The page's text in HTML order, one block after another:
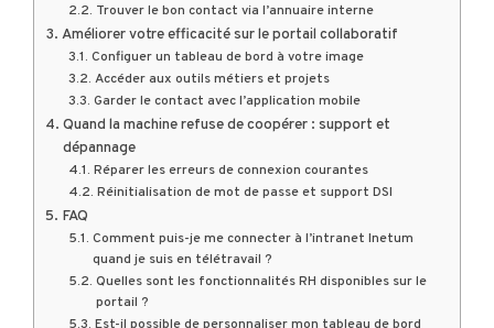
Trouver le bon contact via l’annuaire interne
Améliorer votre efficacité sur le portail collaboratif
Configuer un tableau de bord à votre image
Accéder aux outils métiers et projets
Garder le contact avec l’application mobile
Quand la machine refuse de coopérer : support et
dépannage
Réparer les erreurs de connexion courantes
Réinitialisation de mot de passe et support DSI
FAQ
Comment puis-je me connecter à l’intranet Inetum
quand je suis en télétravail ?
Quelles sont les fonctionnalités RH disponibles sur le
portail ?